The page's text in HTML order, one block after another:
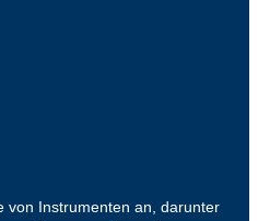
von Instrumenten an, darunter